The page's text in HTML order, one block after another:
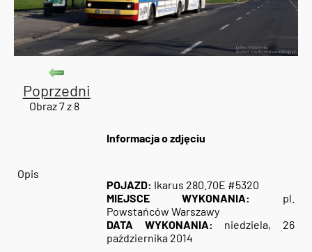
Poprzedni
Obraz 7 z 8
Informacja o zdjęciu
Opis
POJAZD: Ikarus 280.70E #5320
MIEJSCE WYKONANIA:
pl.
Powstańców Warszawy
DATA WYKONANIA: niedziela, 26
października 2014